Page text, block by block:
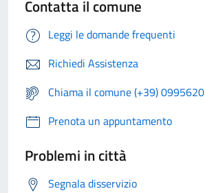
Contatta il comune
Leggi le domande frequenti
Richiedi Assistenza
Chiama il comune (+39) 0995620
Prenota un appuntamento
Problemi in città
Segnala disservizio